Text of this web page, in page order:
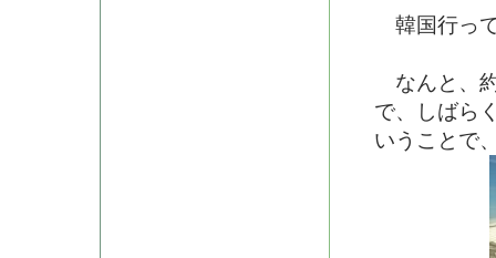
韓国行っ
なんと、
で、しばら
いうことで